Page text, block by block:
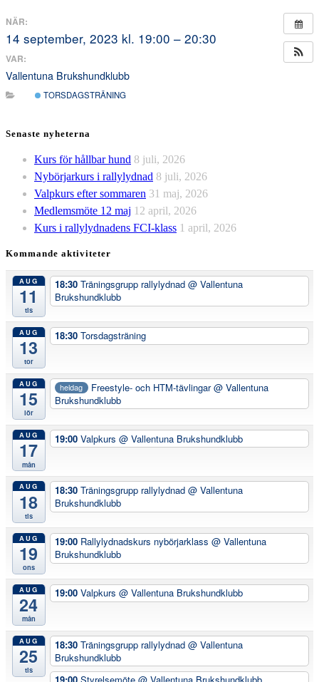
NÄR:
14 september, 2023 kl. 19:00 – 20:30
VAR:
Vallentuna Brukshundklubb
TORSDAGSTRÄNING
Senaste nyheterna
Kurs för hållbar hund 8 juli, 2026
Nybörjarkurs i rallylydnad 8 juli, 2026
Valpkurs efter sommaren 31 maj, 2026
Medlemsmöte 12 maj 12 april, 2026
Kurs i rallylydnadens FCI-klass 1 april, 2026
Kommande aktiviteter
AUG
11
tis
18:30 Träningsgrupp rallylydnad @ Vallentuna
Brukshundklubb
AUG
13
tor
18:30 Torsdagsträning
AUG
15
lör
heldag Freestyle- och HTM-tävlingar@ Vallentuna
Brukshundklubb
AUG
17
mån
19:00 Valpkurs @ Vallentuna Brukshundklubb
AUG
18
tis
18:30 Träningsgrupp rallylydnad @ Vallentuna
Brukshundklubb
AUG
19
ons
19:00 Rallylydnadskurs nybörjarklass @ Vallentuna
Brukshundklubb
AUG
24
mån
19:00 Valpkurs @ Vallentuna Brukshundklubb
AUG
25
tis
18:30 Träningsgrupp rallylydnad @ Vallentuna
Brukshundklubb